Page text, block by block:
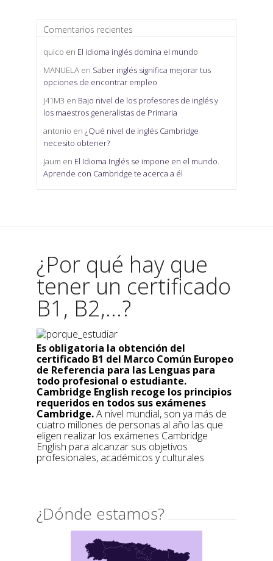
Comentarios recientes
quico en El idioma inglés domina el mundo
MANUELA en Saber inglés significa mejorar tus
opciones de encontrar empleo
J41M3 en Bajo nivel de los profesores de inglés y
los maestros generalistas de Primaria
antonio en ¿Qué nivel de inglés Cambridge
necesito obtener?
Jaum en El Idioma Inglés se impone en el mundo.
Aprende con Cambridge te acerca a él
¿Por qué hay que
tener un certificado
B1, B2,...?
Es obligatoria la obtención del
certificado B1 del Marco Común Europeo
de Referencia para las Lenguas para
todo profesional o estudiante.
Cambridge English recoge los principios
requeridos en todos sus exámenes
Cambridge.A nivel mundial, son ya más de
cuatro millones de personas al año las que
eligen realizar los exámenes Cambridge
English para alcanzar sus objetivos
profesionales, académicos y culturales.
¿Dónde estamos?